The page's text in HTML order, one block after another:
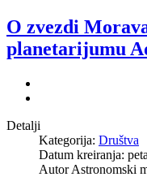
O zvezdi
planetarijumu
Detalji
Kategorija: Društva
Datum kreiranja:
Autor Astronomski